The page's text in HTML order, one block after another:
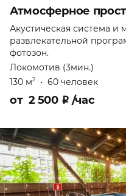
Атмосферное
Акустическая система и
развлекательной
фотозон.
Локомотив (3мин.)
130 м2 • 60 человек
от 2 500 ₽ /час